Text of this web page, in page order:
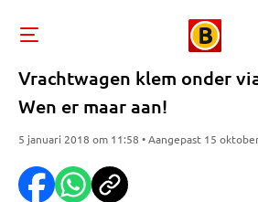
Vrachtwagen klem onder
Wen er maar aan!
5 januari 2018 om 11:58 • Aangepast 15